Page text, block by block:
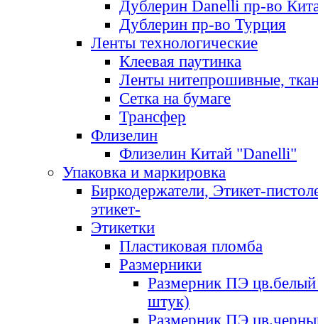
Дублерин Danelli пр-во
Дублерин пр-во Турция
Ленты технологические
Клеевая паутинка
Ленты нитепрошивные,
Сетка на бумаге
Трансфер
Флизелин
Флизелин Китай "Danelli"
Упаковка и маркировка
Биркодержатели, Этикет-
этикет-
Этикетки
Пластиковая пломба
Размерники
Размерник ПЭ цв.белый
штук)
Размерник ПЭ